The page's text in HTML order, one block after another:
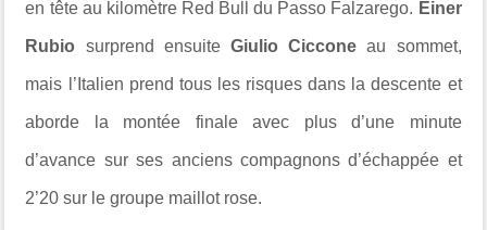
en tête au kilomètre Red Bull du Passo Falzarego. Einer
Rubio surprend ensuite Giulio Cicconeau sommet,
mais l’Italien prend tous les risques dans la descente et
aborde la montée finale avec plus d’une minute
d’avance sur ses anciens compagnons d’échappée et
2’20 sur le groupe maillot rose.